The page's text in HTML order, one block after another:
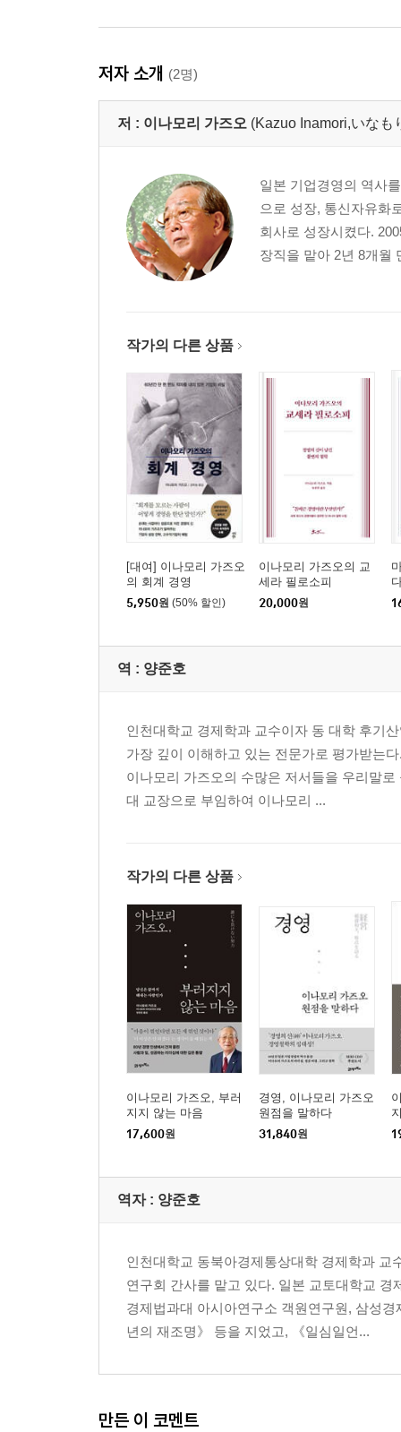
나오며_ 투혼의 리더를 양성하라
저자 소개 (2명)
저 : 이나모리 가즈오 (Kazuo Inamori,いなも
일본 기업경영의 역사
으로 성장, 통신자유화
회사로 성장시켰다.
장직을 맡아 2년 8개월
작가의 다른 상품
[대여] 이나모리 가즈오
의 회계 경영
5,950원 (50% 할인)
이나모리 가즈오의 교
세라 필로소피
20,000원
역 : 양준호
인천대학교 경제학과 교수이자 동 대학 후기
가장 깊이 이해하고 있는 전문가로 평가받는
이나모리 가즈오의 수많은 저서들을 우리말
대 교장으로 부임하여 이나모리 ...
작가의 다른 상품
이나모리 가즈오, 부러
지지 않는 마음
17,600원
경영, 이나모리 가즈오
원점을 말하다
31,840원
역자 : 양준호
인천대학교 동북아경제통상대학 경제학과 교
연구회 간사를 맡고 있다. 일본 교토대학교
경제법과대 아시아연구소 객원연구원, 삼성
년의 재조명》 등을 지었고, 《일심일언...
만든 이 코멘트